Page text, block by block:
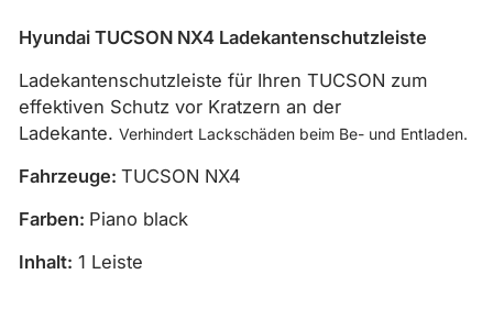
Hyundai TUCSON NX4 Ladekantenschutzleiste
Ladekantenschutzleiste für Ihren TUCSON zum
effektiven Schutz vor Kratzern an der
Ladekante. Verhindert Lackschäden beim Be- und Entladen.
Fahrzeuge: TUCSON NX4
Farben: Piano black
Inhalt: 1 Leiste